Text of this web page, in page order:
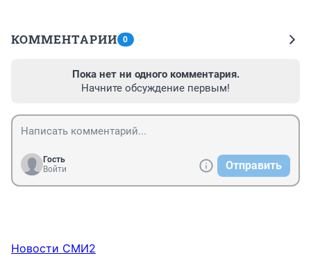
КОММЕНТАРИИ 0
Пока нет ни одного комментария.
Начните обсуждение первым!
Гость
Войти
Отправить
Новости СМИ2